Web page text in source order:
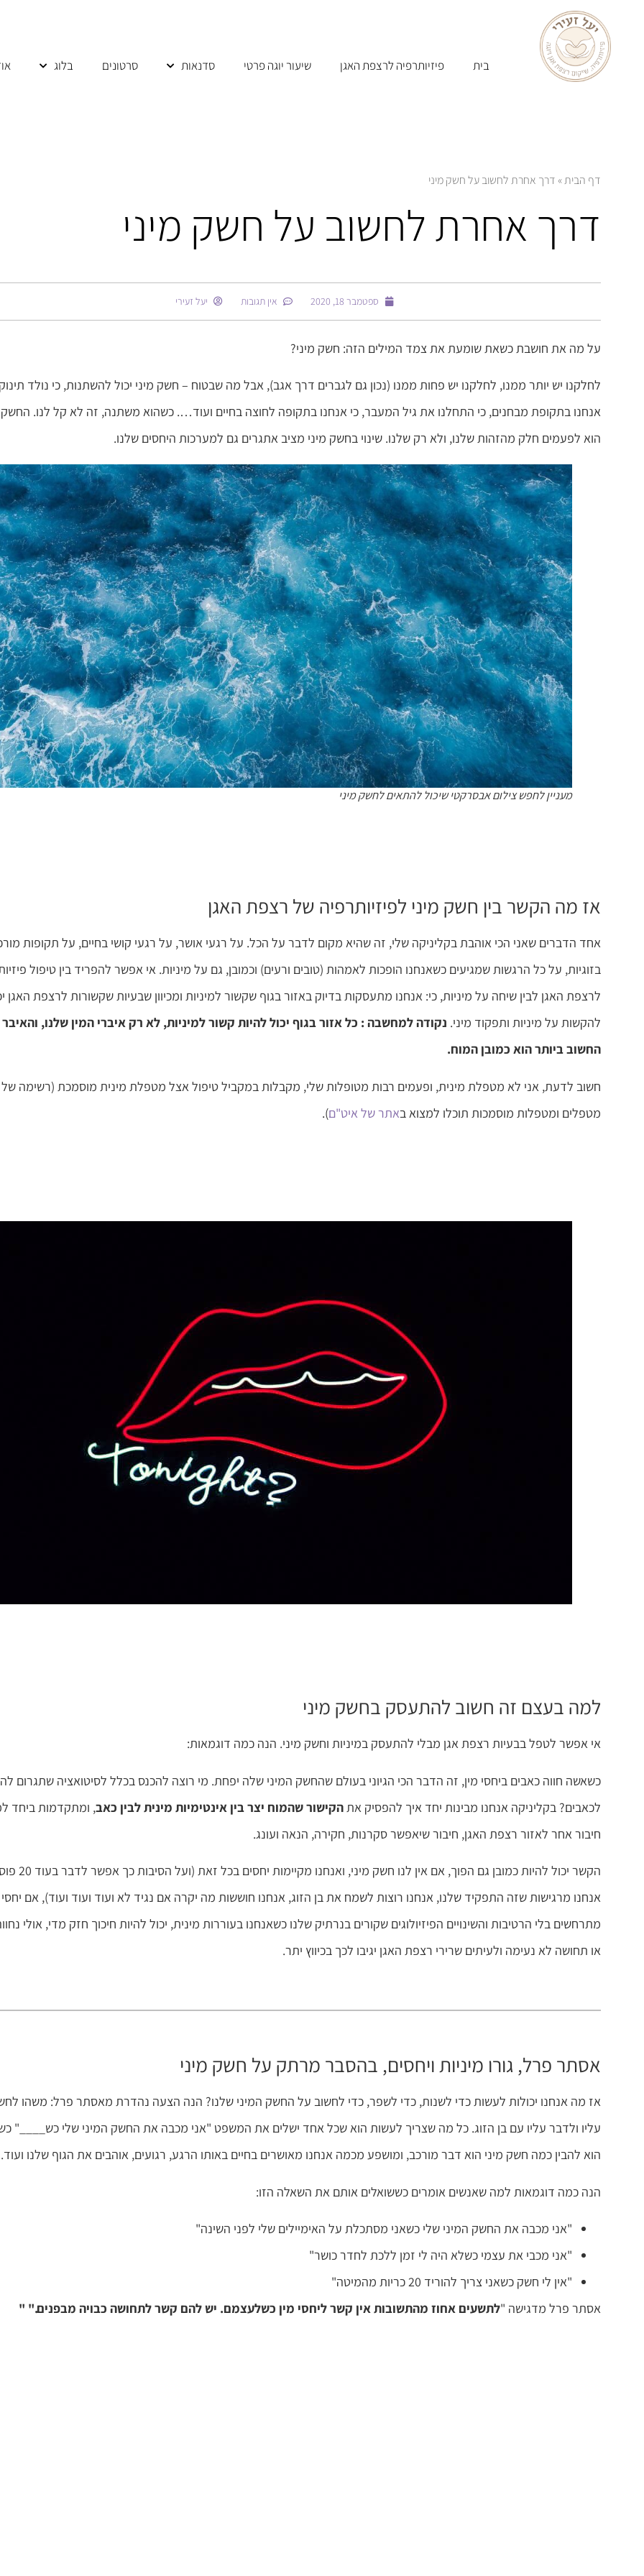
בית פיזיותרפיה לרצפת האגן שיעור יוגה פרטי סדנאות סרטונים בלוג
דף הבית» דרך אחרת לחשוב על חשק מיני
דרך אחרת לחשוב על חשק מיני
ספטמבר 18, 2020 אין תגובות יעל זעירי
על מה את חושבת כשאת שומעת את צמד המילים הזה: חשק מיני?
לחלקנו יש יותר ממנו, לחלקנו יש פחות ממנו (נכון גם לגברים דרך אגב), אבל מה שבטוח – חשק מיני יכול להשתנות, כי נולד
אנחנו בתקופת מבחנים, כי התחלנו את גיל המעבר, כי אנחנו בתקופה לחוצה בחיים ועוד…. כשהוא משתנה, זה לא קל לנו. החשק
הוא לפעמים חלק מהזהות שלנו, ולא רק שלנו. שינוי בחשק מיני מציב אתגרים גם למערכות היחסים שלנו.
מעניין לחפש צילום אבסרקטי שיכול להתאים לחשק מיני
אז מה הקשר בין חשק מיני לפיזיותרפיה של רצפת האגן
אחד הדברים שאני הכי אוהבת בקליניקה שלי, זה שהיא מקום לדבר על הכל. על רגעי אושר, על רגעי קושי בחיים, על תקופות
בזוגיות, על כל הרגשות שמגיעים כשאנחנו הופכות לאמהות (טובים ורעים) וכמובן, גם על מיניות. אי אפשר להפריד בין טיפול
לרצפת האגן לבין שיחה על מיניות, כי: אנחנו מתעסקות בדיוק באזור בגוף שקשור למיניות ומכיוון שבעיות שקשורות לרצפת האגן
להקשות על מיניות ותפקוד מיני. נקודה למחשבה : כל אזור בגוף יכול להיות קשור למיניות, לא רק איברי המין שלנו, והאיבר
החשוב ביותר הוא כמובן המוח.
חשוב לדעת, אני לא מטפלת מינית, ופעמים רבות מטופלות שלי, מקבלות במקביל טיפול אצל מטפלת מינית מוסמכת (רשימה של
מטפלים ומטפלות מוסמכות תוכלו למצוא באתר של איט"ם).
למה בעצם זה חשוב להתעסק בחשק מיני
אי אפשר לטפל בבעיות רצפת אגן מבלי להתעסק במיניות וחשק מיני. הנה כמה דוגמאות:
כשאשה חווה כאבים ביחסי מין, זה הדבר הכי הגיוני בעולם שהחשק המיני שלה יפחת. מי רוצה להכנס בכלל לסיטואציה שתגרום לה
לכאבים? בקליניקה אנחנו מבינות יחד איך להפסיק את הקישור שהמוח יצר בין אינטימיות מינית לבין כאב, ומתקדמות ביחד
חיבור אחר לאזור רצפת האגן, חיבור שיאפשר סקרנות, חקירה, הנאה ועונג.
הקשר יכול להיות כמובן גם הפוך, אם אין
אנחנו מרגישות שזה התפקיד שלנו, אנחנו רוצות לשמח את בן הזוג, אנחנו חוששות מה יקרה אם נגיד לא ועוד ועוד ועוד), אם יחסי
מתרחשים בלי הרטיבות והשינויים הפיזיולוגים שקורים בנרתיק שלנו כשאנחנו בעוררות מינית, יכול להיות חיכוך חזק מדי, אולי
או תחושה לא נעימה ולעיתים שרירי רצפת האגן יגיבו לכך בכיווץ יתר.
אסתר פרל, גורו מיניות ויחסים, בהסבר מרתק על חשק מיני
אז מה אנחנו יכולות לעשות כדי לשנות, כדי לשפר, כדי לחשוב על החשק המיני שלנו? הנה הצעה נהדרת מאסתר פרל: משהו
עליו ולדבר עליו עם בן הזוג. כל מה שצריך לעשות הוא שכל אחד ישלים את המשפט "אני מכבה את החשק המיני שלי כש____"
הוא להבין כמה חשק מיני הוא דבר מורכב, ומושפע מכמה אנחנו מאושרים בחיים באותו הרגע, רגועים, אוהבים את הגוף שלנו ועוד.
הנה כמה דוגמאות למה שאנשים אומרים כששואלים אותם את השאלה הזו:
"אני מכבה את החשק המיני שלי כשאני מסתכלת על האימיילים שלי לפני השינה"
"אני מכבי את עצמי כשלא היה לי זמן ללכת לחדר כושר"
"אין לי חשק כשאני צריך להוריד 20 כריות מהמיטה"
אסתר פרל מדגישה "לתשעים אחוז מהתשובות אין קשר ליחסי מין כשלעצמם. יש להם קשר לתחושה כבויה מבפנים." "